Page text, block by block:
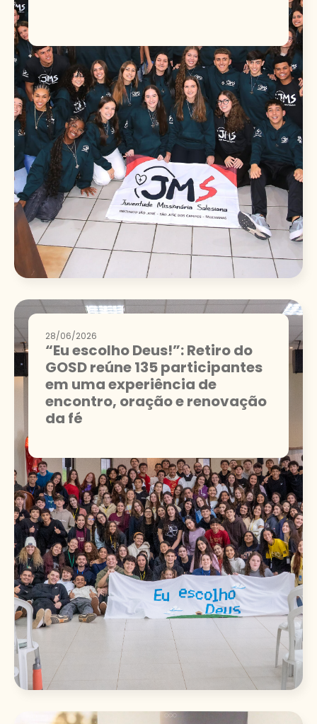
28/06/2026
“Eu escolho Deus!”: Retiro do
GOSD reúne 135 participantes
em uma experiência de
encontro, oração e renovação
da fé